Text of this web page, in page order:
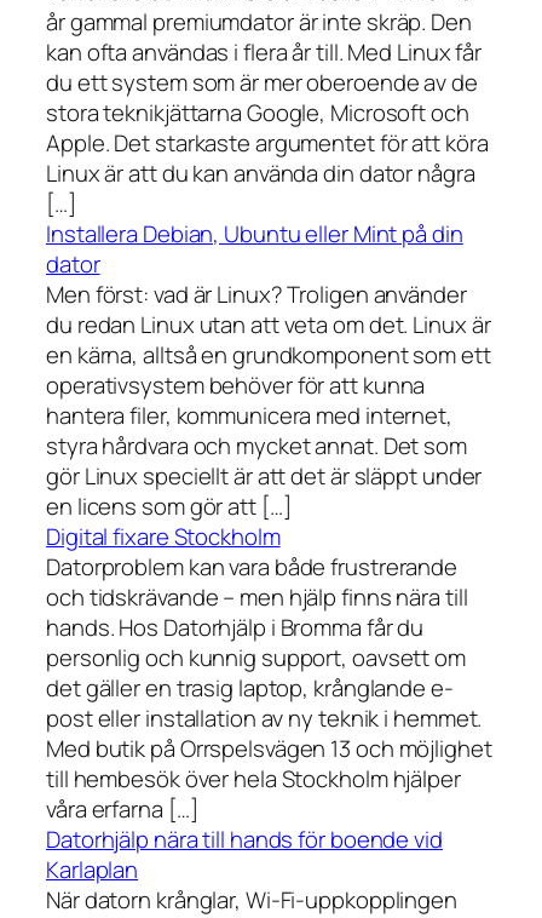
år gammal premiumdator är inte skräp. Den
kan ofta användas i flera år till. Med Linux får
du ett system som är mer oberoende av de
stora teknikjättarna Google, Microsoft och
Apple. Det starkaste argumentet för att köra
Linux är att du kan använda din dator några
[…]
Installera Debian, Ubuntu eller Mint på din
dator
Men först: vad är Linux? Troligen använder
du redan Linux utan att veta om det. Linux är
en kärna, alltså en grundkomponent som ett
operativsystem behöver för att kunna
hantera filer, kommunicera med internet,
styra hårdvara och mycket annat. Det som
gör Linux speciellt är att det är släppt under
en licens som gör att […]
Digital fixare Stockholm
Datorproblem kan vara både frustrerande
och tidskrävande – men hjälp finns nära till
hands. Hos Datorhjälp i Bromma får du
personlig och kunnig support, oavsett om
det gäller en trasig laptop, krånglande e-
post eller installation av ny teknik i hemmet.
Med butik på Orrspelsvägen 13 och möjlighet
till hembesök över hela Stockholm hjälper
våra erfarna […]
Datorhjälp nära till hands för boende vid
Karlaplan
När datorn krånglar, Wi-Fi-uppkopplingen